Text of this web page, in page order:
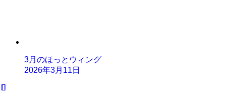
3月のほっとウィング
2026年3月11日